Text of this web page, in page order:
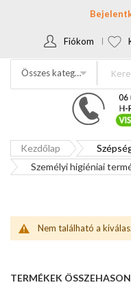
Fiókom
Összes kategória
Kezdőlap
Személyi higiéniai
Nem található a
TERMÉKEK